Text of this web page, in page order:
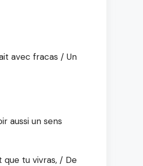
avec fracas / Un
aussi un sens
que tu vivras, / De